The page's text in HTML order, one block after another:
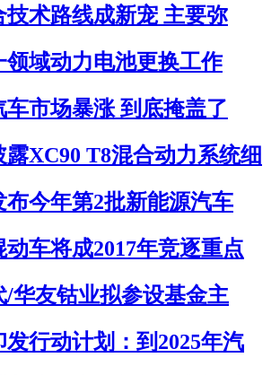
技术路线成新宠 主要弥
领域动力电池更换工作
车市场暴涨 到底掩盖了
XC90 T8混合动力系统细
布今年第2批新能源汽车
动车将成2017年竞逐重点
/华友钴业拟参设基金主
发行动计划：到2025年汽